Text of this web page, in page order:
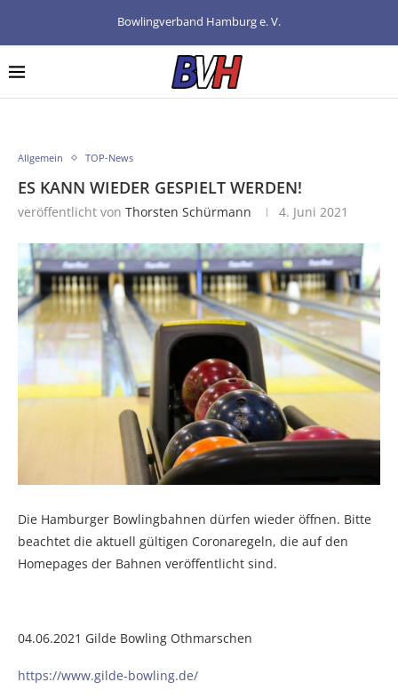
Bowlingverband Hamburg e. V.
Allgemein TOP-News
ES KANN WIEDER GESPIELT WERDEN!
veröffentlicht von Thorsten Schürmann 4. Juni 2021
Die Hamburger Bowlingbahnen dürfen wieder öffnen. Bitte
beachtet die aktuell gültigen Coronaregeln, die auf den
Homepages der Bahnen veröffentlicht sind.
04.06.2021 Gilde Bowling Othmarschen
https://www.gilde-bowling.de/